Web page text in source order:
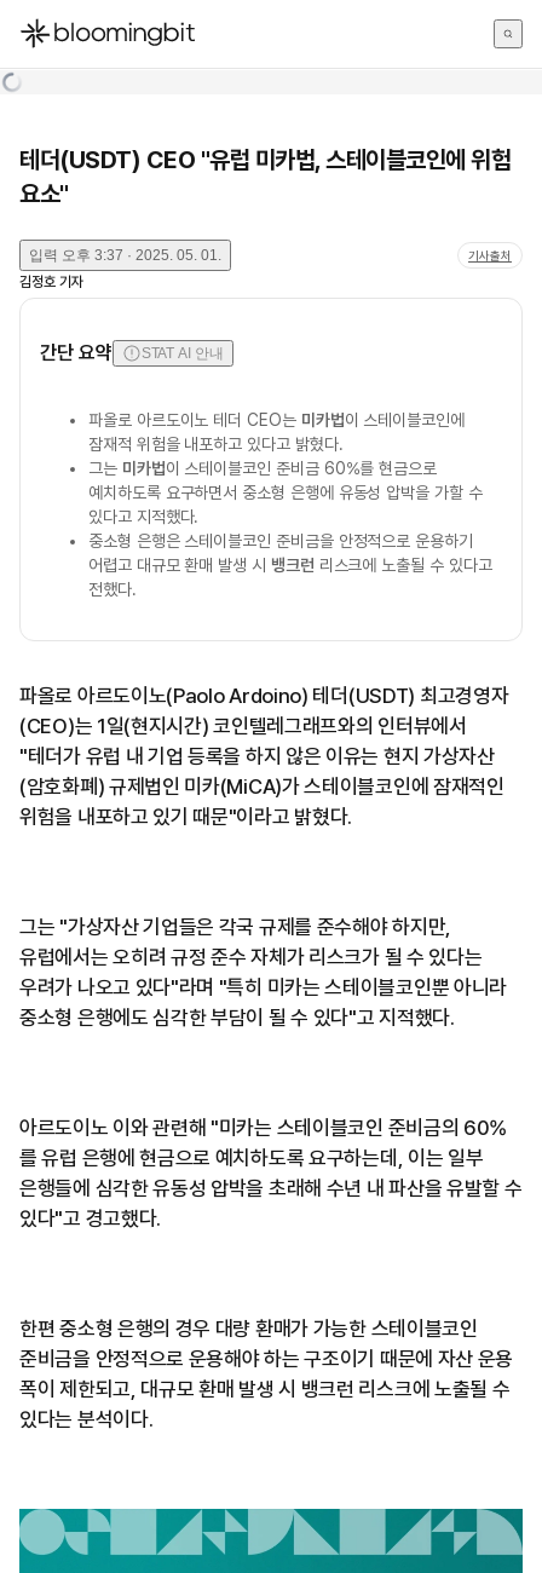
한국어
테더(USDT) CEO "유럽 미카법, 스테이블코인에 위험
요소"
입력 오후 3:37 · 2025. 05. 01. 기사출처
김정호 기자
간단 요약 STAT AI 안내
파올로 아르도이노 테더 CEO는 미카법이 스테이블코인에
잠재적 위험을 내포하고 있다고 밝혔다.
그는 미카법이 스테이블코인 준비금 60%를 현금으로
예치하도록 요구하면서 중소형 은행에 유동성 압박을 가할 수
있다고 지적했다.
중소형 은행은 스테이블코인 준비금을 안정적으로 운용하기
어렵고 대규모 환매 발생 시 뱅크런 리스크에 노출될 수 있다고
전했다.
파올로 아르도이노(Paolo Ardoino) 테더(USDT) 최고경영자
(CEO)는 1일(현지시간) 코인텔레그래프와의 인터뷰에서
"테더가 유럽 내 기업 등록을 하지 않은 이유는 현지 가상자산
(암호화폐) 규제법인 미카(MiCA)가 스테이블코인에 잠재적인
위험을 내포하고 있기 때문"이라고 밝혔다.
그는 "가상자산 기업들은 각국 규제를 준수해야 하지만,
유럽에서는 오히려 규정 준수 자체가 리스크가 될 수 있다는
우려가 나오고 있다"라며 "특히 미카는 스테이블코인뿐 아니라
중소형 은행에도 심각한 부담이 될 수 있다"고 지적했다.
아르도이노 이와 관련해 "미카는 스테이블코인 준비금의 60%
를 유럽 은행에 현금으로 예치하도록 요구하는데, 이는 일부
은행들에 심각한 유동성 압박을 초래해 수년 내 파산을 유발할 수
있다"고 경고했다.
한편 중소형 은행의 경우 대량 환매가 가능한 스테이블코인
준비금을 안정적으로 운용해야 하는 구조이기 때문에 자산 운용
폭이 제한되고, 대규모 환매 발생 시 뱅크런 리스크에 노출될 수
있다는 분석이다.